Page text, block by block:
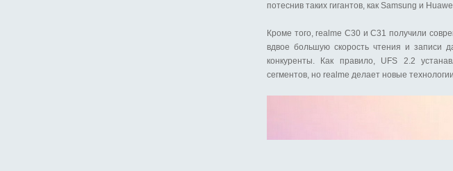
потеснив таких гигантов, как Samsung и
Кроме того, realme C30 и C31 получили
вдвое большую скорость чтения и записи
конкуренты. Как правило, UFS 2.2
сегментов, но realme делает новые